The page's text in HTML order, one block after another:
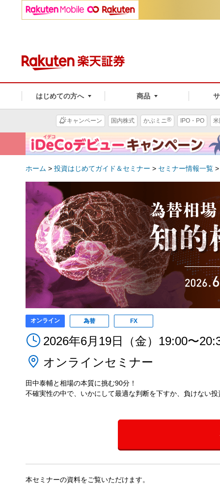
はじめての方へ 商品
キャンペーン 国内株式 かぶミニ® IPO・PO
ホーム > 投資はじめてガイド＆セミナー > セミナー情報一覧
オンライン 為替 FX
2026年6月19日（金）19:00〜
オンラインセミナー
田中泰輔と相場の本質に挑む90分！
不確実性の中で、いかにして最適な判断を下すか、負けない
本セミナーの資料をご覧いただけます。